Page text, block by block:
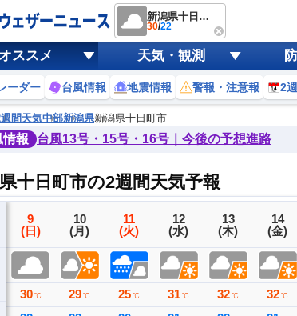
新潟県十日町市
30/22
ススメ 天気・観測
ーダー 台風情報 地震情報 警報・注意報 2
間天気中部新潟県新潟県十日町市
情報 台風13号・15号・16号｜今後の予想進路
十日町市の2週間天気予報
9
(日)
30 ℃
10
(月)
29 ℃
11
(火)
25 ℃
12
(水)
31 ℃
13
(木)
32℃
14
(金)
32℃